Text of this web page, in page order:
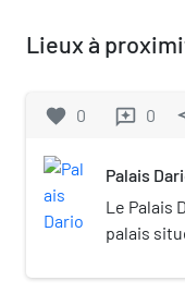
Lieux à
favorite 0 reviews 0
Palais
Le Palais
palais
le Grand